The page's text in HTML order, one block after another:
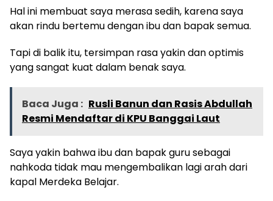
Hal ini membuat saya merasa sedih, karena saya
akan rindu bertemu dengan ibu dan bapak semua.
Tapi di balik itu, tersimpan rasa yakin dan optimis
yang sangat kuat dalam benak saya.
Baca Juga : Rusli Banun dan Rasis Abdullah
Resmi Mendaftar di KPU Banggai Laut
Saya yakin bahwa ibu dan bapak guru sebagai
nahkoda tidak mau mengembalikan lagi arah dari
kapal Merdeka Belajar.